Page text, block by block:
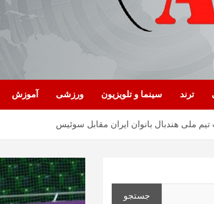
ترند سینما و تلویزیون ورزشی آموزش
ملی هندبال بانوان ایران مقابل سوئیس
جستجو